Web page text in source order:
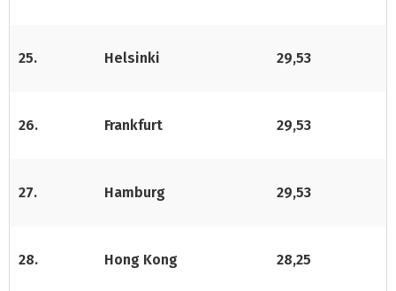
25. Helsinki 29,53
26. Frankfurt 29,53
27. Hamburg 29,53
28. Hong Kong 28,25